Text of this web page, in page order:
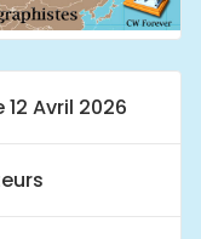
Avril 2026